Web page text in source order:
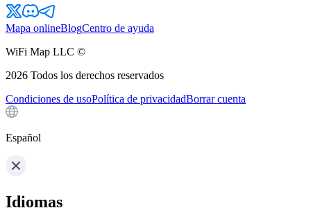
Mapa onlineBlogCentro de ayuda
WiFi Map LLC ©
2026 Todos los derechos reservados
Condiciones de usoPolítica de privacidadBorrar cuenta
Español
Idiomas